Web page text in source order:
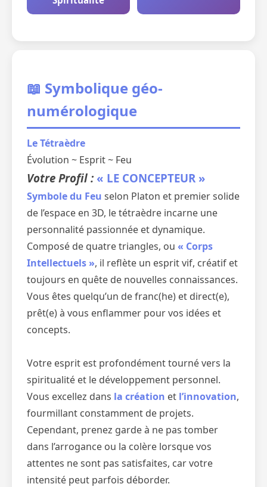
📖 Symbolique géo-
numérologique
Le Tétraèdre
Évolution ~ Esprit ~ Feu
Votre Profil : « LE CONCEPTEUR »
Symbole du Feu selon Platon et premier solide
de l’espace en 3D, le tétraèdre incarne une
personnalité passionnée et dynamique.
Composé de quatre triangles, ou « Corps
Intellectuels », il reflète un esprit vif, créatif et
toujours en quête de nouvelles connaissances.
Vous êtes quelqu’un de franc(he) et direct(e),
prêt(e) à vous enflammer pour vos idées et
concepts.
Votre esprit est profondément tourné vers la
spiritualité et le développement personnel.
Vous excellez dans la création et l’innovation,
fourmillant constamment de projets.
Cependant, prenez garde à ne pas tomber
dans l’arrogance ou la colère lorsque vos
attentes ne sont pas satisfaites, car votre
intensité peut parfois déborder.